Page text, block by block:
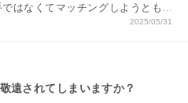
はなくてマッチングしようとも
が見つからないのですがどうし
2025/05/31
遠されてしまいますか？